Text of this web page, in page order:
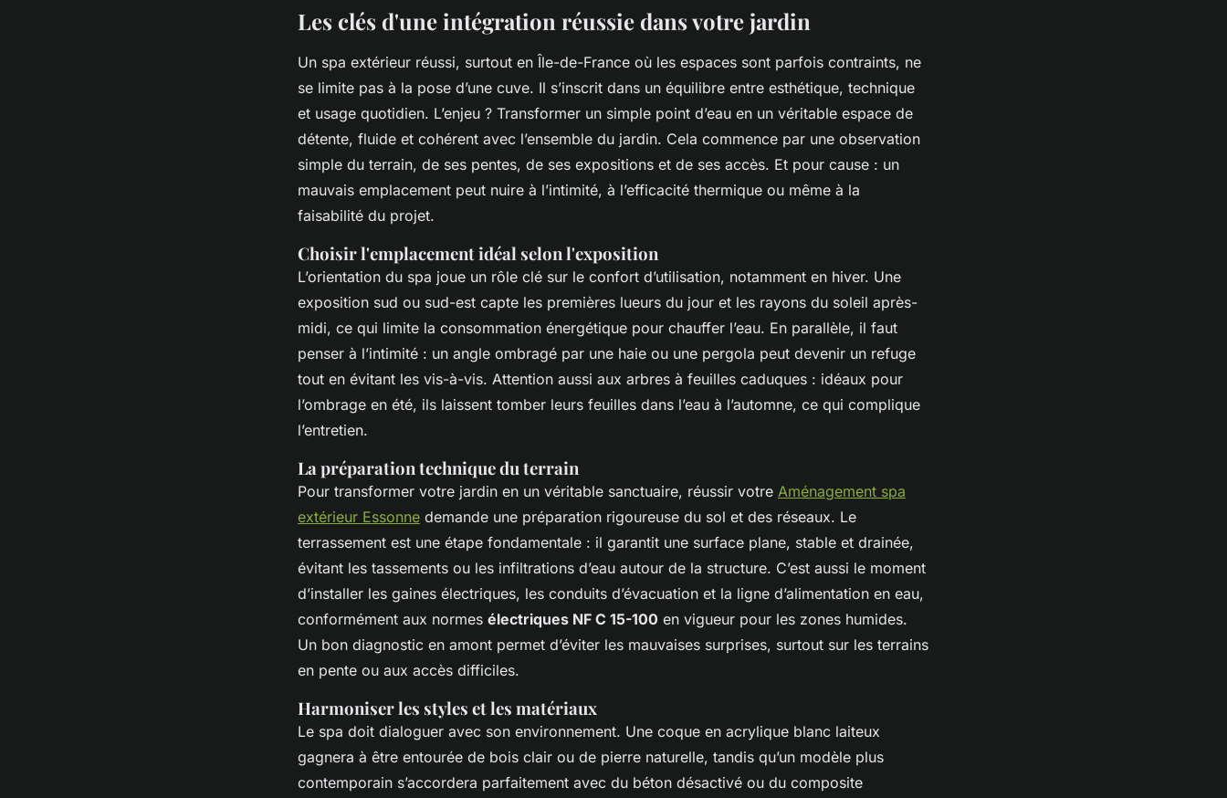
Les clés d'une intégration réussie dans votre jardin
Un spa extérieur réussi, surtout en Île-de-France où les espaces sont parfois contraints, ne
se limite pas à la pose d’une cuve. Il s’inscrit dans un équilibre entre esthétique, technique
et usage quotidien. L’enjeu ? Transformer un simple point d’eau en un véritable espace de
détente, fluide et cohérent avec l’ensemble du jardin. Cela commence par une observation
simple du terrain, de ses pentes, de ses expositions et de ses accès. Et pour cause : un
mauvais emplacement peut nuire à l’intimité, à l’efficacité thermique ou même à la
faisabilité du projet.
Choisir l'emplacement idéal selon l'exposition
L’orientation du spa joue un rôle clé sur le confort d’utilisation, notamment en hiver. Une
exposition sud ou sud-est capte les premières lueurs du jour et les rayons du soleil après-
midi, ce qui limite la consommation énergétique pour chauffer l’eau. En parallèle, il faut
penser à l’intimité : un angle ombragé par une haie ou une pergola peut devenir un refuge
tout en évitant les vis-à-vis. Attention aussi aux arbres à feuilles caduques : idéaux pour
l’ombrage en été, ils laissent tomber leurs feuilles dans l’eau à l’automne, ce qui complique
l’entretien.
La préparation technique du terrain
Pour transformer votre jardin en un véritable sanctuaire, réussir votre Aménagement spa
extérieur Essonne demande une préparation rigoureuse du sol et des réseaux. Le
terrassement est une étape fondamentale : il garantit une surface plane, stable et drainée,
évitant les tassements ou les infiltrations d’eau autour de la structure. C’est aussi le moment
d’installer les gaines électriques, les conduits d’évacuation et la ligne d’alimentation en eau,
conformément aux normes électriques NF C 15-100 en vigueur pour les zones humides.
Un bon diagnostic en amont permet d’éviter les mauvaises surprises, surtout sur les terrains
en pente ou aux accès difficiles.
Harmoniser les styles et les matériaux
Le spa doit dialoguer avec son environnement. Une coque en acrylique blanc laiteux
gagnera à être entourée de bois clair ou de pierre naturelle, tandis qu’un modèle plus
contemporain s’accordera parfaitement avec du béton désactivé ou du composite